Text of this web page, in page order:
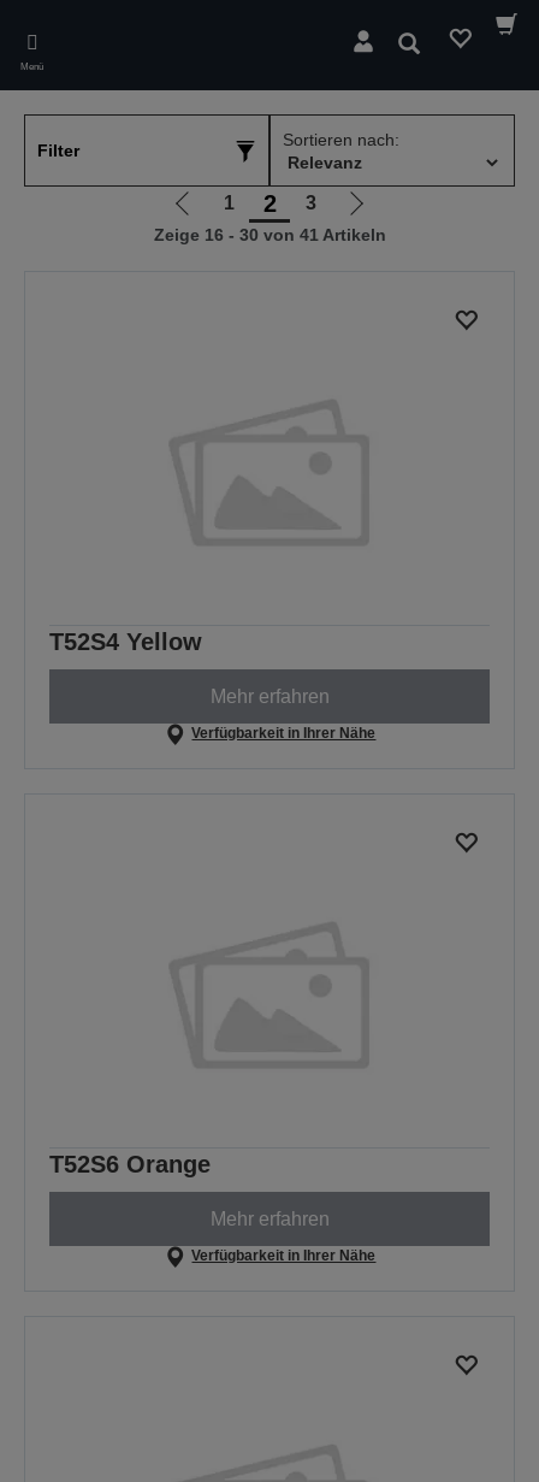
main
content
Menü
Suchen
Filter
Sortieren nach:
Zur
vorherigen
1 2 3
Zur
nächsten
Zeige 16 - 30 von 41 Artikeln
T52S4 Yellow
Mehr erfahren
Verfügbarkeit in Ihrer Nähe
T52S6 Orange
Mehr erfahren
Verfügbarkeit in Ihrer Nähe